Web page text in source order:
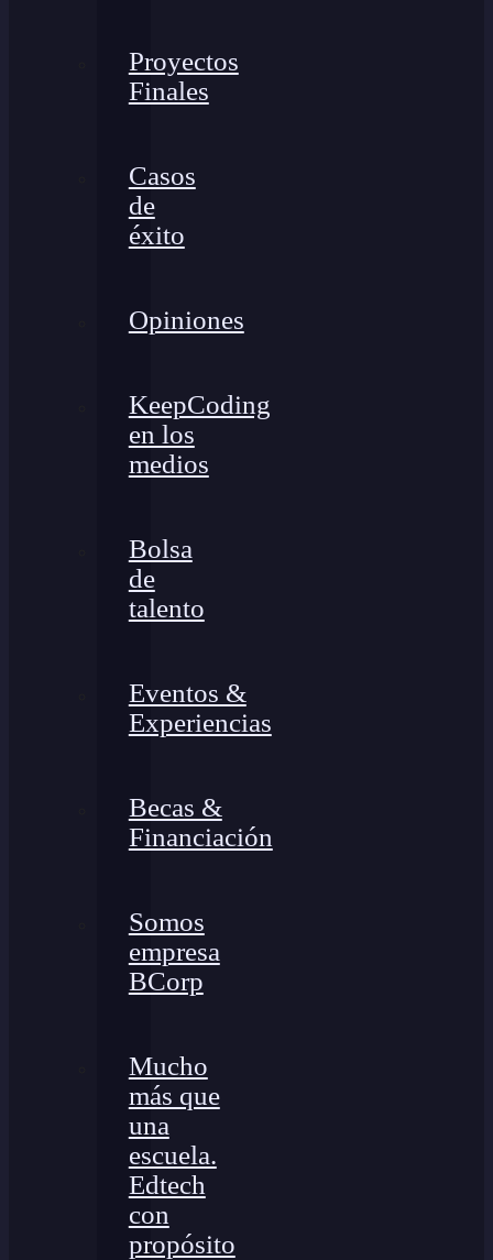
Proyectos
Finales
Casos
de
éxito
Opiniones
KeepCoding
en los
medios
Bolsa
de
talento
Eventos &
Experiencias
Becas &
Financiación
Somos
empresa
BCorp
Mucho
más que
una
escuela.
Edtech
con
propósito